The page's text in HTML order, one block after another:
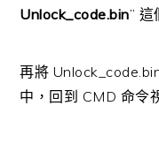
Unlock_code.bin”
再將
中，回到 CMD 命令